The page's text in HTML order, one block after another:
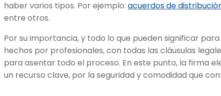
haber varios tipos. Por ejemplo: acuerdos de
entre otros.
Por su importancia, y todo lo que pueden significar
hechos por profesionales, con todas las cláusulas
para asentar todo el proceso. En este punto, la firma
un recurso clave, por la seguridad y comodidad que